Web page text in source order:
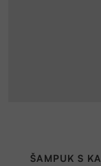
ŠAMPUK S